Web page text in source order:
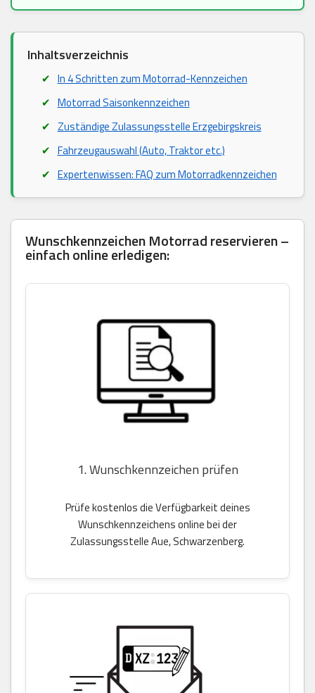
Inhaltsverzeichnis
In 4 Schritten zum Motorrad-Kennzeichen
Motorrad Saisonkennzeichen
Zuständige Zulassungsstelle Erzgebirgskreis
Fahrzeugauswahl (Auto, Traktor etc.)
Expertenwissen: FAQ zum Motorradkennzeichen
Wunschkennzeichen Motorrad reservieren –
einfach online erledigen:
1. Wunschkennzeichen prüfen
Prüfe kostenlos die Verfügbarkeit deines
Wunschkennzeichens online bei der
Zulassungsstelle Aue, Schwarzenberg.